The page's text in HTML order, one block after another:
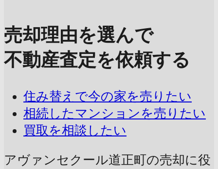
売却理由を選んで
不動産査定を依頼する
住み替えで今の家を売りたい
相続したマンションを売りたい
買取を相談したい
アヴァンセクール道正町の売却に役